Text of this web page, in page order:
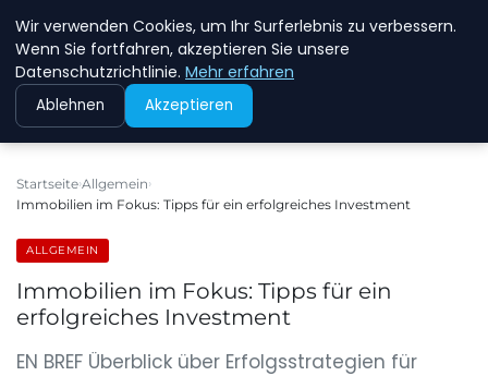
NEW ENERGY JOBS
Startseite Allgemein
Immobilien im Fokus: Tipps für ein erfolgreiches Investment
ALLGEMEIN
Immobilien im Fokus: Tipps für ein
erfolgreiches Investment
EN BREF Überblick über Erfolgsstrategien für
Wir verwenden Cookies, um Ihr Surferlebnis zu verbessern.
Wenn Sie fortfahren, akzeptieren Sie unsere
Datenschutzrichtlinie. Mehr erfahren
Ablehnen Akzeptieren